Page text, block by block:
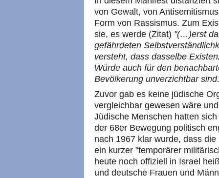
von Gewalt, von
Form von Rassismus. Zum
sie, es werde (Zitat) "(…)erst
gefährdeten
versteht, dass dasselbe
Würde auch für den
Bevölkerung unverzichtbar
Zuvor gab es keine jüdische
vergleichbar gewesen wäre
Jüdische Menschen hatten
der 68er Bewegung politisch
nach 1967 klar wurde, dass
ein kurzer "temporärer
heute noch offiziell in Israel
und deutsche Frauen und